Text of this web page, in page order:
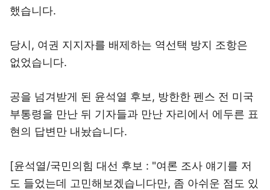
했습니다.
당시, 여권 지지자를 배제하는 역선택 방지 조항은
없었습니다.
공을 넘겨받게 된 윤석열 후보, 방한한 펜스 전 미국
부통령을 만난 뒤 기자들과 만난 자리에서 에두른 표
현의 답변만 내놨습니다.
[윤석열/국민의힘 대선 후보 : "여론 조사 얘기를 저
도 들었는데 고민해보겠습니다만, 좀 아쉬운 점도 있